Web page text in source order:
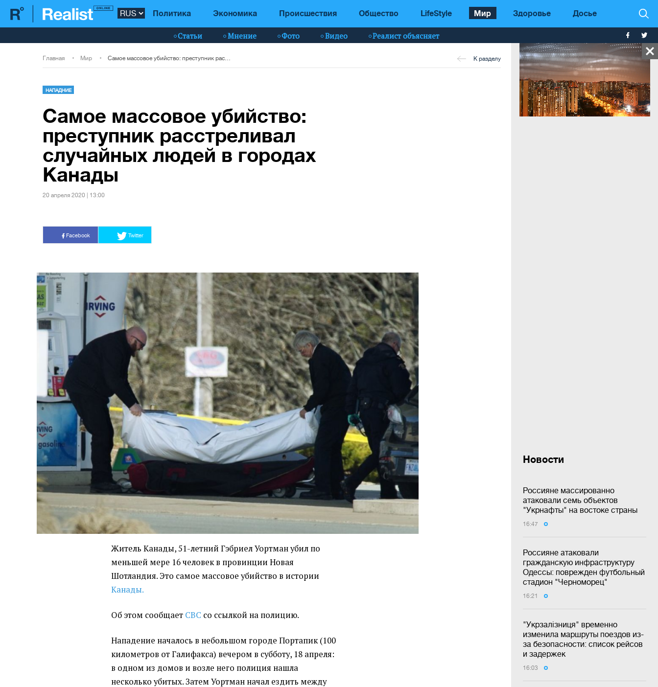
Политика Экономика Происшествия Общество LifeStyle Мир Здоровье Досье
Статьи Мнение Фото Видео Реалист объясняет
Новости
Россияне массированно
атаковали семь объектов
"Укрнафты" на востоке страны
16:47
Россияне атаковали
гражданскую инфраструктуру
Одессы: поврежден футбольный
стадион "Черноморец"
16:21
"Укрзалізниця" временно
изменила маршруты поездов из-
за безопасности: список рейсов
и задержек
16:03
Главная Мир К разделу
НАПАДНИЕ
Самое массовое убийство:
преступник расстреливал
случайных людей в городах
Канады
20 апреля 2020 | 13:00
Facebook Twitter
Житель Канады, 51-летний Гэбриел Уортман убил по
меньшей мере 16 человек в провинции Новая
Шотландия. Это самое массовое убийство в истории
Канады.
Об этом сообщает CBC со ссылкой на полицию.
Нападение началось в небольшом городе Портапик (100
километров от Галифакса) вечером в субботу, 18 апреля:
в одном из домов и возле него полиция нашла
несколько убитых. Затем Уортман начал ездить между